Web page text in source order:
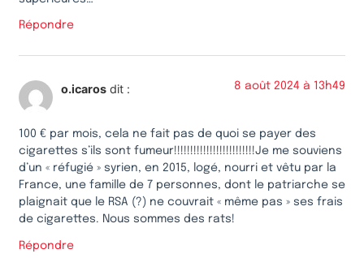
Répondre
o.icaros dit : 8 août 2024 à 13h49
100 € par mois, cela ne fait pas de quoi se payer des
cigarettes s’ils sont fumeur!!!!!!!!!!!!!!!!!!!!!!!!!Je me souviens
d’un « réfugié » syrien, en 2015, logé, nourri et vêtu par la
France, une famille de 7 personnes, dont le patriarche se
plaignait que le RSA (?) ne couvrait « même pas » ses frais
de cigarettes. Nous sommes des rats!
Répondre